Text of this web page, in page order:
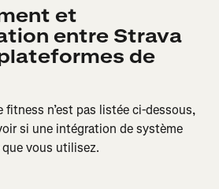
et
entre Strava
de
n’est pas listée ci-dessous,
si une intégration de système
vous utilisez.